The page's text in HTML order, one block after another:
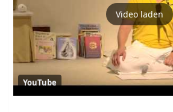
Video laden
YouTube